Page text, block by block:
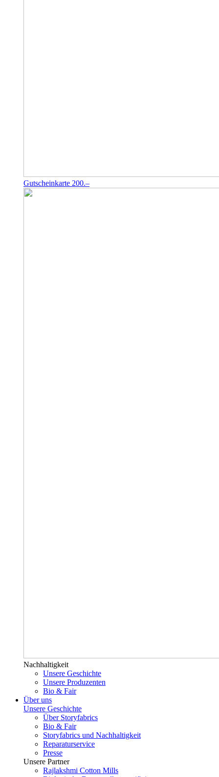
Gutscheinkarte 200.–
Nachhaltigkeit
Unsere Geschichte
Unsere Produzenten
Bio & Fair
Über uns
Unsere Geschichte
Über Storyfabrics
Bio & Fair
Storyfabrics und Nachhaltigkeit
Reparaturservice
Presse
Unsere Partner
Rajlakshmi Cotton Mills